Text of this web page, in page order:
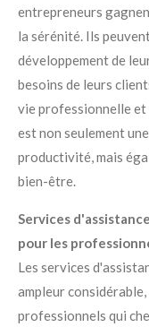
entrepreneurs
la sérénité. Ils
développement de
besoins de leurs
vie professionnelle et
est non seulement
productivité, mais
bien-être.
Services
pour les
Les services
ampleur
professionnels qui